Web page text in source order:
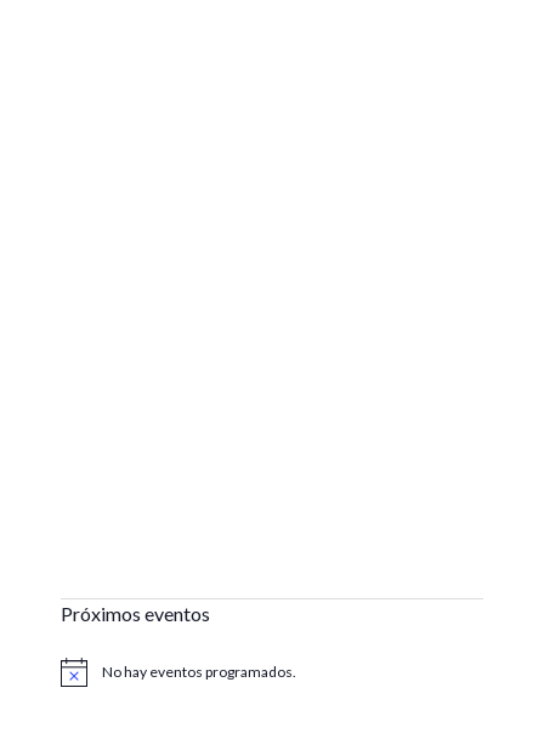
Próximos eventos
Aviso No hay eventos programados.